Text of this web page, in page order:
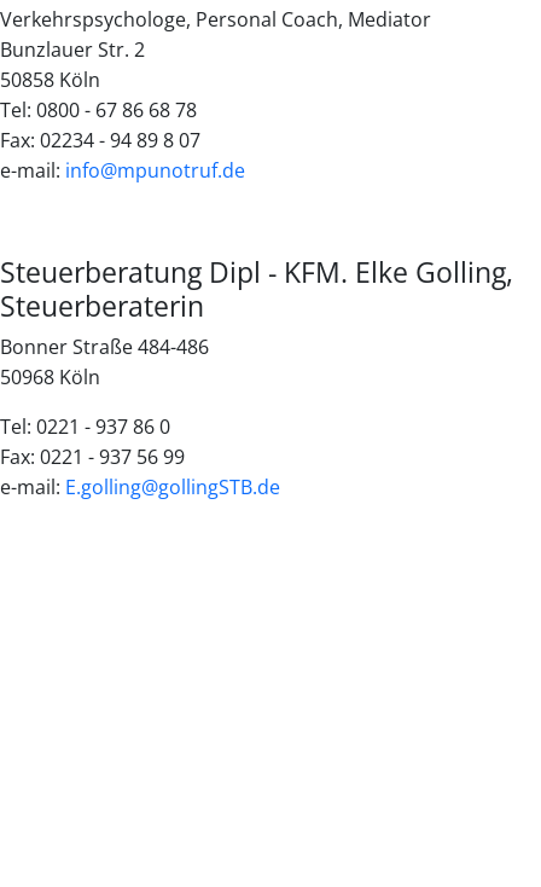
Verkehrspsychologe, Personal Coach, Mediator
Bunzlauer Str. 2
50858 Köln
Tel: 0800 - 67 86 68 78
Fax: 02234 - 94 89 8 07
e-mail: info@mpunotruf.de
Steuerberatung Dipl - KFM. Elke Golling,
Steuerberaterin
Bonner Straße 484-486
50968 Köln
Tel: 0221 - 937 86 0
Fax: 0221 - 937 56 99
e-mail: E.golling@gollingSTB.de